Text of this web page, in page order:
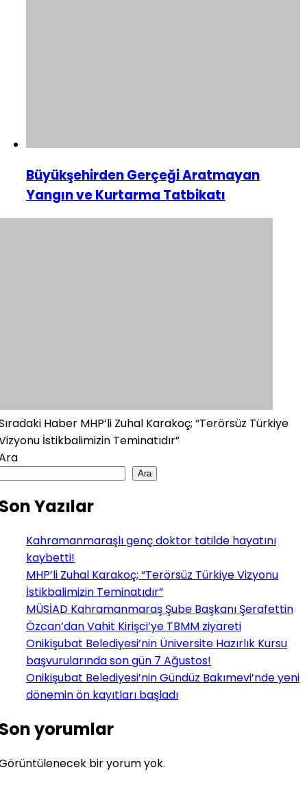
Büyükşehirden Gerçeği Aratmayan
Yangın ve Kurtarma Tatbikatı
Haber MHP’li Zuhal Karakoç; “Terörsüz Türkiye
İstikbalimizin Teminatıdır”
Ara
Yazılar
Kahramanmaraşlı genç doktor tatilde hayatını
kaybetti!
MHP’li Zuhal Karakoç; “Terörsüz Türkiye Vizyonu
İstikbalimizin Teminatıdır”
MÜSİAD Kahramanmaraş Şube Başkanı Şerafettin
Özcan’dan Vahit Kirişci’ye TBMM ziyareti
Onikişubat Belediyesi’nin Üniversite Hazırlık Kursu
başvurularında son gün 7 Ağustos!
Onikişubat Belediyesi’nin Gündüz Bakımevi’nde yeni
dönemin ön kayıtları başladı
yorumlar
bir yorum yok.